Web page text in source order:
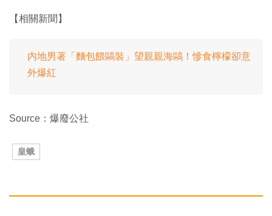
【相關新聞】
内地男著「麵包餵鷗裝」望親親海鷗！慘食檸檬卻意
外爆紅
Source：爆廢公社
皇蛾